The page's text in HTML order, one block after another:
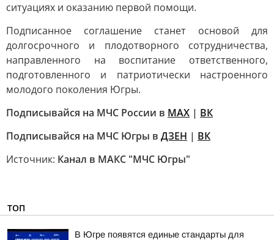
ситуациях и оказанию первой помощи.
Подписанное соглашение станет основой для
долгосрочного и плодотворного сотрудничества,
направленного на воспитание ответственного,
подготовленного и патриотически настроенного
молодого поколения Югры.
Подписывайся на МЧС России в MAX | ВК
Подписывайся на МЧС Югры в ДЗЕН | ВК
Источник: Канал в МАКС "МЧС Югры"
ТОП
В Югре появятся единые стандарты для